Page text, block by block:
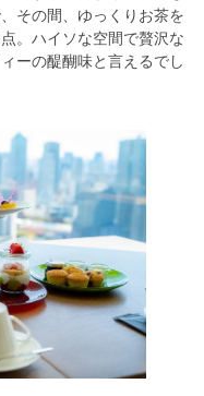
その間、ゆっくりお茶を
。ハイソな空間で贅沢な
ーの醍醐味と言えるでし